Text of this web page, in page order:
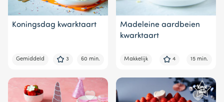
Koningsdag kwarktaart
Gemiddeld 3 60 min.
Madeleine aardbeien
kwarktaart
Makkelijk 4 15 min.